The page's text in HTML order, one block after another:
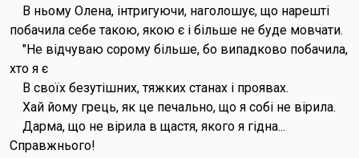
В ньому Олена, інтригуючи, наголошує, що нарешті
побачила себе такою, якою є і більше не буде мовчати.
"Не відчуваю сорому більше, бо випадково побачила,
хто я є
В своїх безутішних, тяжких станах і проявах.
Хай йому грець, як це печально, що я собі не вірила.
Дарма, що не вірила в щастя, якого я гідна...
Справжнього!